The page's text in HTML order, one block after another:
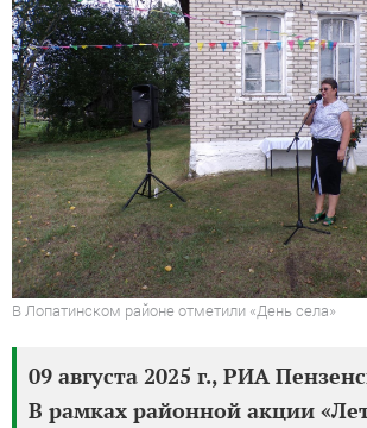
В Лопатинском районе отметили «День села»
09 августа 2025 г., РИА
В рамках районной акции